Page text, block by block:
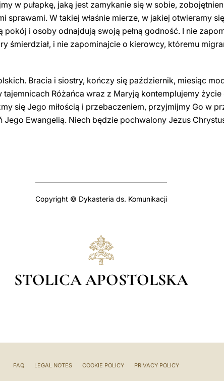
w pułapkę, jaką jest zamykanie się w sobie,
sprawami. W takiej właśnie mierze, w jakiej otwieramy
pokój i osoby odnajdują swoją pełną godność. I nie
śmierdział, i nie zapominajcie o kierowcy, któremu
Bracia i siostry, kończy się październik, miesiąc
tajemnicach Różańca wraz z Maryją kontemplujemy
się Jego miłością i przebaczeniem, przyjmijmy Go w
Ewangelią. Niech będzie pochwalony Jezus
Copyright © Dykasteria ds. Komunikacji
STOLICA APOSTOLSKA
FAQ LEGAL NOTES COOKIE POLICY PRIVACY POLICY